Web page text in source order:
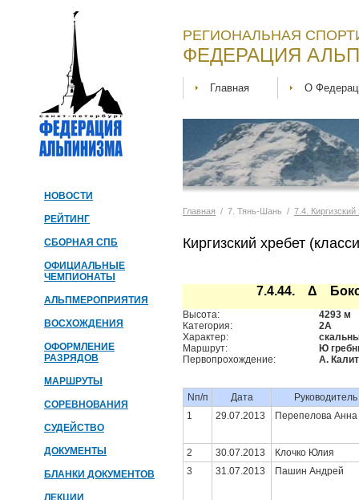
НОВОСТИ
РЕЙТИНГ
СБОРНАЯ СПБ
ОФИЦИАЛЬНЫЕ
ЧЕМПИОНАТЫ
АЛЬПМЕРОПРИЯТИЯ
ВОСХОЖДЕНИЯ
ОФОРМЛЕНИЕ
РАЗРЯДОВ
МАРШРУТЫ
СОРЕВНОВАНИЯ
СУДЕЙСТВО
ДОКУМЕНТЫ
БЛАНКИ ДОКУМЕНТОВ
ЛЕКЦИИ
РЕГИОНАЛЬНАЯ
ФЕДЕРАЦИЯ
Главная О
Главная / 7. Тянь-Шань / 7.4. Киргизский
Киргизский хребет
7.4.44. Δ
Высота:
4293 м
Категория:
2А
Характер:
Маршрут:
Ю
Первопрохождение:
А.
Nп/п Дата
Руководитель
1
29.07.2013 Перепелова Анна
2 30.07.2013
Клочко Юлия
3
31.07.2013 Пашин Андрей